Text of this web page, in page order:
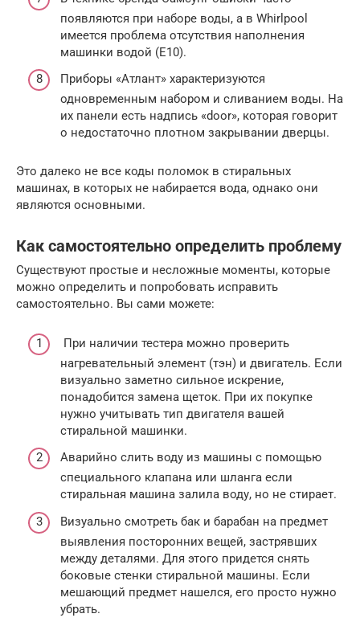
появляются при наборе воды, а в Whirlpool
имеется проблема отсутствия наполнения
машинки водой (E10).
Приборы «Атлант» характеризуются
одновременным набором и сливанием воды. На
их панели есть надпись «door», которая говорит
о недостаточно плотном закрывании дверцы.
Это далеко не все коды поломок в стиральных
машинах, в которых не набирается вода, однако они
являются основными.
Как самостоятельно определить проблему
Существуют простые и несложные моменты, которые
можно определить и попробовать исправить
самостоятельно. Вы сами можете:
При наличии тестера можно проверить
нагревательный элемент (тэн) и двигатель. Если
визуально заметно сильное искрение,
понадобится замена щеток. При их покупке
нужно учитывать тип двигателя вашей
стиральной машинки.
Аварийно слить воду из машины с помощью
специального клапана или шланга если
стиральная машина залила воду, но не стирает.
Визуально смотреть бак и барабан на предмет
выявления посторонних вещей, застрявших
между деталями. Для этого придется снять
боковые стенки стиральной машины. Если
мешающий предмет нашелся, его просто нужно
убрать.